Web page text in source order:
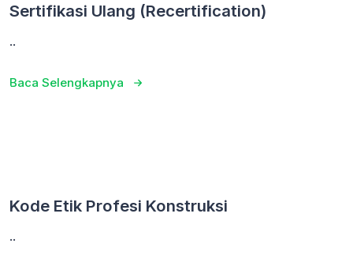
Sertifikasi Ulang (Recertification)
..
Baca Selengkapnya
Kode Etik Profesi Konstruksi
..